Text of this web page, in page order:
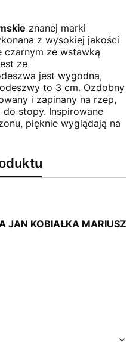
znanej marki
z wysokiej jakości
czarnym ze wstawką
ze
jest wygodna,
to 3 cm. Ozdobny
i zapinany na rzep,
stopy. Inspirowane
pięknie wyglądają na
JAN KOBIAŁKA MARIUSZ